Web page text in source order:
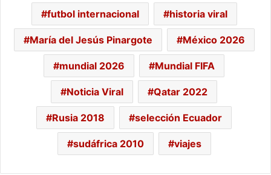
futbol internacional historia viral
María del Jesús Pinargote México 2026
mundial 2026 Mundial FIFA
Noticia Viral Qatar 2022
Rusia 2018 selección Ecuador
sudáfrica 2010 viajes